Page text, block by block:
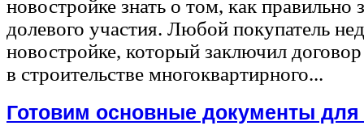
новостройке знать о том, как правильно
долевого участия. Любой покупатель
новостройке, который заключил
в строительстве многоквартирного...
Готовим основные документы